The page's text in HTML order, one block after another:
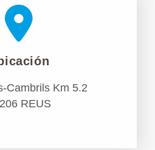
Cambrils Km 5.2
REUS